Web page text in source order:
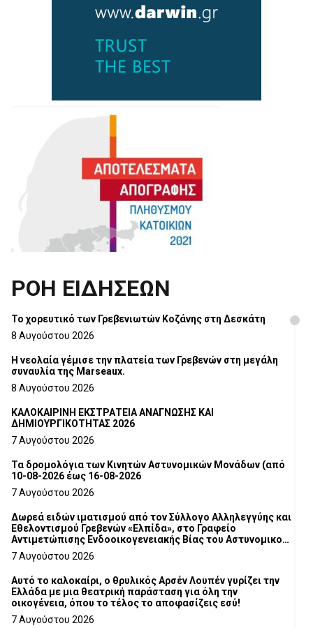
ΡΟΗ ΕΙΔΗΣΕΩΝ
Το χορευτικό των Γρεβενιωτών Κοζάνης στη Δεσκάτη
8 Αυγούστου 2026
Η νεολαία γέμισε την πλατεία των Γρεβενών στη μεγάλη
συναυλία της Marseaux.
8 Αυγούστου 2026
ΚΑΛΟΚΑΙΡΙΝΗ ΕΚΣΤΡΑΤΕΙΑ ΑΝΑΓΝΩΣΗΣ ΚΑΙ
ΔΗΜΙΟΥΡΓΙΚΟΤΗΤΑΣ 2026
7 Αυγούστου 2026
Τα δρομολόγια των Κινητών Αστυνομικών Μονάδων (από
10-08-2026 έως 16-08-2026
7 Αυγούστου 2026
Δωρεά ειδών ιματισμού από τον Σύλλογο Αλληλεγγύης και
Εθελοντισμού Γρεβενών «Ελπίδα», στο Γραφείο
Αντιμετώπισης Ενδοοικογενειακής Βίας του Αστυνομικού
Τμήματος Γρεβενών
7 Αυγούστου 2026
Αυτό το καλοκαίρι, ο θρυλικός Αρσέν Λουπέν γυρίζει την
Ελλάδα με μια θεατρική παράσταση για όλη την
οικογένεια, όπου το τέλος το αποφασίζεις εσύ!
7 Αυγούστου 2026